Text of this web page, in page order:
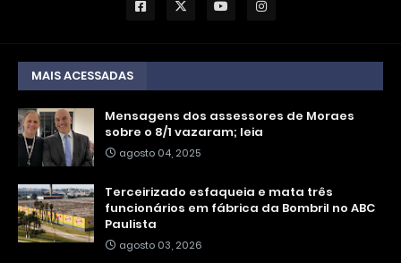
MAIS ACESSADAS
Mensagens dos assessores de Moraes
sobre o 8/1 vazaram; leia
agosto 04, 2025
Terceirizado esfaqueia e mata três
funcionários em fábrica da Bombril no ABC
Paulista
agosto 03, 2026